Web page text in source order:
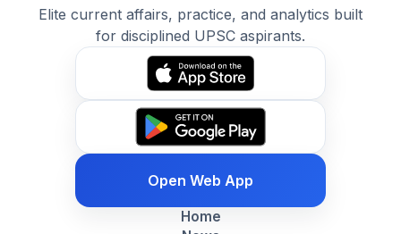
Elite current affairs, practice, and analytics built
for disciplined UPSC aspirants.
Open Web App
Home